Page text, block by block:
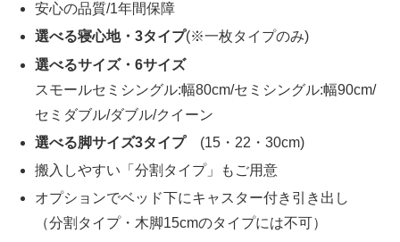
安心の品質/1年間保障
選べる寝心地・3タイプ(※一枚タイプのみ)
選べるサイズ・6サイズ
スモールセミシングル:幅80cm/セミシングル:幅90cm/
セミダブル/ダブル/クイーン
選べる脚サイズ3タイプ (15・22・30cm)
搬入しやすい「分割タイプ」もご用意
オプションでベッド下にキャスター付き引き出し
（分割タイプ・木脚15cmのタイプには不可）